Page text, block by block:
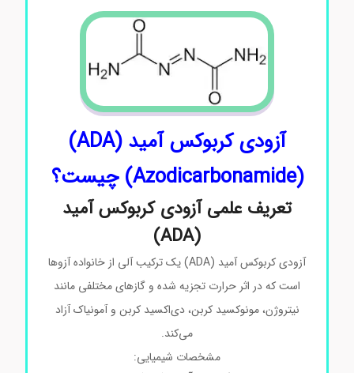
آزودی‌ کربوکس آمید (ADA)
تعریف علمی آزودی‌ کربوکس آمید
آزودی‌ کربوکس آمید (ADA) یک ترکیب آلی از خانواده آزوها
است که در اثر حرارت تجزیه شده و گازهای مختلفی مانند
نیتروژن، مونوکسید کربن، دی‌اکسید کربن و آمونیاک آزاد
می‌کند.
مشخصات شیمیایی: